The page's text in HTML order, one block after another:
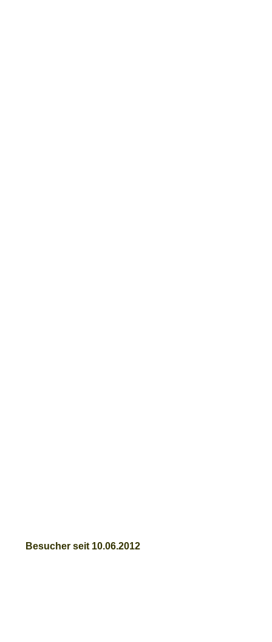
Besucher seit 10.06.2012